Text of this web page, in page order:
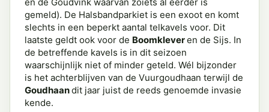
gemeld). De Halsbandparkiet is een exoot en komt
slechts in een beperkt aantal telkavels voor. Dit
laatste geldt ook voor de Boomkleveren de Sijs. In
de betreffende kavels is in dit seizoen
waarschijnlijk niet of minder geteld. Wél bijzonder
is het achterblijven van de Vuurgoudhaan terwijl de
Goudhaandit jaar juist de reeds genoemde invasie
kende.